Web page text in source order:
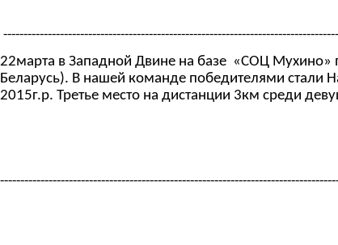
22марта в Западной Двине на базе «СОЦ
Беларусь). В нашей команде победителями стали
2015г.р. Третье место на дистанции 3км среди